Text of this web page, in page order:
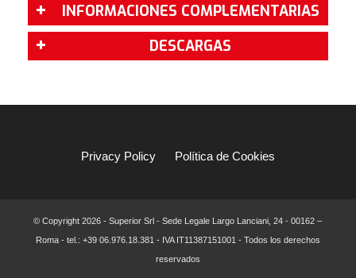
INFORMACIONES COMPLEMENTARIAS
DESCARGAS
Privacy Policy Política de Cookies
© Copyright2026 - Superior Srl - Sede Legale Largo Lanciani, 24 - 00162 –
Roma - tel.: +39 06.976.18.381 - IVA IT11387151001 - Todos los derechos
reservados